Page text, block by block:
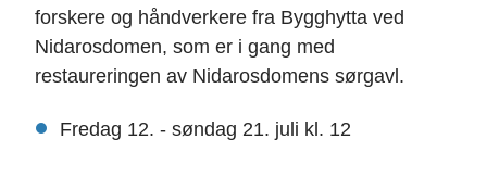
forskere og håndverkere fra Bygghytta ved
Nidarosdomen, som er i gang med
restaureringen av Nidarosdomens sørgavl.
Fredag 12. - søndag 21. juli kl. 12